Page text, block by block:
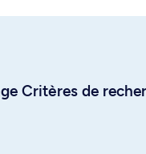
Critères de